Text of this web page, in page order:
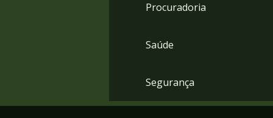
Procuradoria
Saúde
Segurança